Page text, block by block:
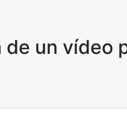
un vídeo